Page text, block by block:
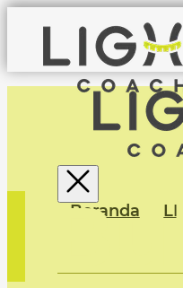
Beranda